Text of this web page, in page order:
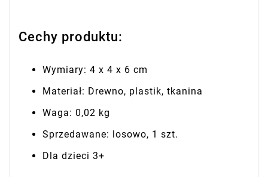
Cechy produktu:
Wymiary: 4 x 4 x 6 cm
Materiał: Drewno, plastik, tkanina
Waga: 0,02 kg
Sprzedawane: losowo, 1 szt.
Dla dzieci 3+